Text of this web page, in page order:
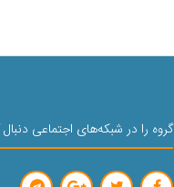
گروه را در شبکه‌های اجتماعی دنبال